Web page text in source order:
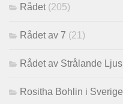
Rådet (205)
Rådet av 7 (21)
Rådet av Strålande Ljus
Rositha Bohlin i Sverige